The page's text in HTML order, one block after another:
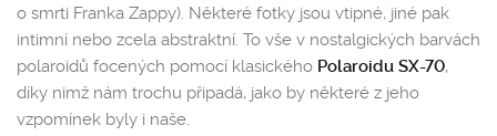
o smrti Franka Zappy). Některé fotky jsou vtipné, jiné pak
intimní nebo zcela abstraktní. To vše v nostalgických barvách
polaroidů focených pomocí klasického Polaroidu SX-70,
díky nimž nám trochu připadá, jako by některé z jeho
vzpomínek byly i naše.